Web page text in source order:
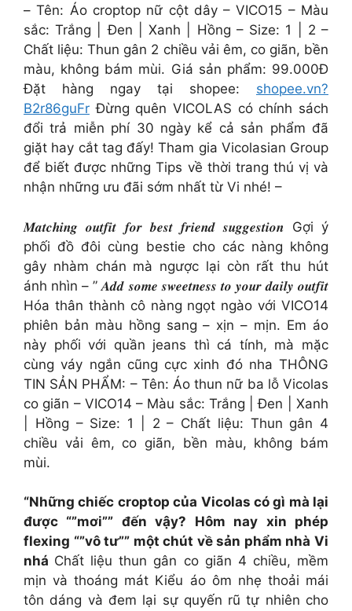
– Tên: Áo croptop nữ cột dây – VICO15 – Màu
sắc: Trắng | Đen | Xanh | Hồng – Size: 1 | 2 –
Chất liệu: Thun gân 2 chiều vải êm, co giãn, bền
màu, không bám mùi. Giá sản phẩm: 99.000Đ
Đặt hàng ngay tại shopee: shopee.vn?
B2r86guFr Đừng quên VICOLAS có chính sách
đổi trả miễn phí 30 ngày kể cả sản phẩm đã
giặt hay cắt tag đấy! Tham gia Vicolasian Group
để biết được những Tips về thời trang thú vị và
nhận những ưu đãi sớm nhất từ Vi nhé! –
𝑴𝒂𝒕𝒄𝒉𝒊𝒏𝒈 𝒐𝒖𝒕𝒇𝒊𝒕 𝒇𝒐𝒓 𝒃𝒆𝒔𝒕 𝒇𝒓𝒊𝒆𝒏𝒅 𝒔𝒖𝒈𝒈𝒆𝒔𝒕𝒊𝒐𝒏 Gợi ý
phối đồ đôi cùng bestie cho các nàng không
gây nhàm chán mà ngược lại còn rất thu hút
ánh nhìn – ” 𝑨𝒅𝒅 𝒔𝒐𝒎𝒆 𝒔𝒘𝒆𝒆𝒕𝒏𝒆𝒔𝒔 𝒕𝒐 𝒚𝒐𝒖𝒓 𝒅𝒂𝒊𝒍𝒚 𝒐𝒖𝒕𝒇𝒊𝒕
Hóa thân thành cô nàng ngọt ngào với VICO14
phiên bản màu hồng sang – xịn – mịn. Em áo
này phối với quần jeans thì cá tính, mà mặc
cùng váy ngắn cũng cực xinh đó nha THÔNG
TIN SẢN PHẨM: – Tên: Áo thun nữ ba lỗ Vicolas
co giãn – VICO14 – Màu sắc: Trắng | Đen | Xanh
| Hồng – Size: 1 | 2 – Chất liệu: Thun gân 4
chiều vải êm, co giãn, bền màu, không bám
mùi.
“Những chiếc croptop của Vicolas có gì mà lại
được “”mơi”” đến vậy? Hôm nay xin phép
flexing “”vô tư”” một chút về sản phẩm nhà Vi
nhá Chất liệu thun gân co giãn 4 chiều, mềm
mịn và thoáng mát Kiểu áo ôm nhẹ thoải mái
tôn dáng và đem lại sự quyến rũ tự nhiên cho